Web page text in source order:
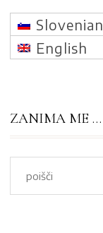
Slovenian
English
ZANIMA ME …